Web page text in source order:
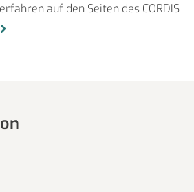
auf den Seiten des CORDIS